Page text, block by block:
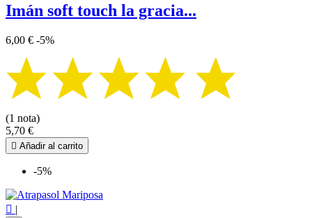
Imán soft touch la gracia...
6,00 € -5%
(1 nota)
5,70 €
 Añadir al carrito
-5%
 |